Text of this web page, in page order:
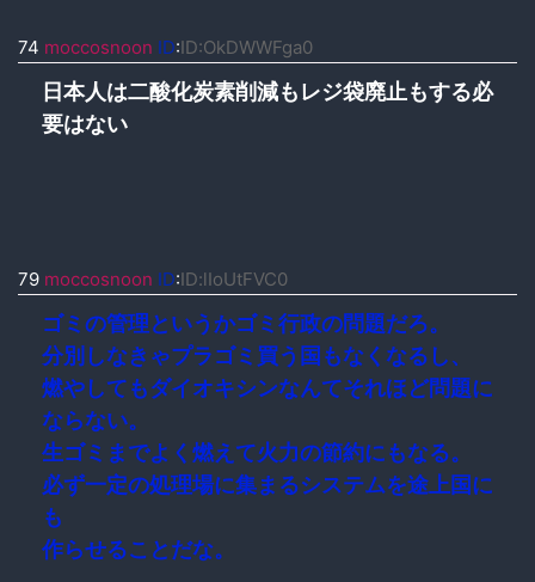
74 moccosnoon ID:ID:OkDWWFga0
日本人は二酸化炭素削減もレジ袋廃止もする必
要はない
79 moccosnoon ID:ID:lIoUtFVC0
ゴミの管理というかゴミ行政の問題だろ。
分別しなきゃプラゴミ買う国もなくなるし、
燃やしてもダイオキシンなんてそれほど問題に
ならない。
生ゴミまでよく燃えて火力の節約にもなる。
必ず一定の処理場に集まるシステムを途上国に
も
作らせることだな。